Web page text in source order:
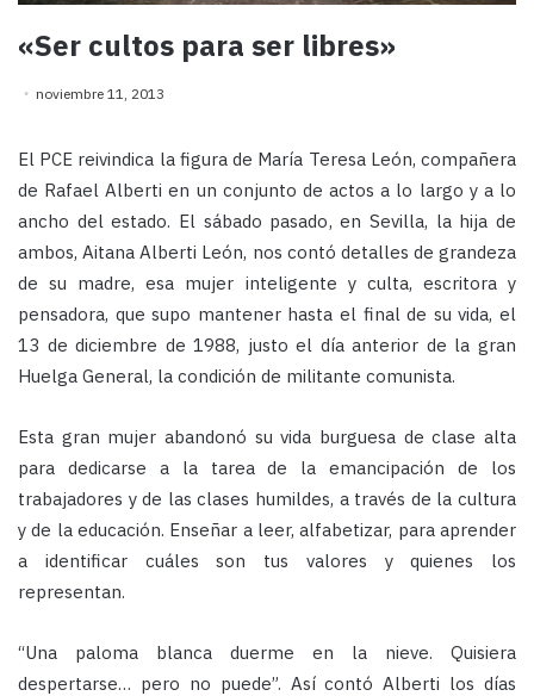
«Ser cultos para ser libres»
noviembre 11, 2013
El PCE reivindica la figura de María Teresa León, compañera
de Rafael Alberti en un conjunto de actos a lo largo y a lo
ancho del estado. El sábado pasado, en Sevilla, la hija de
ambos, Aitana Alberti León, nos contó detalles de grandeza
de su madre, esa mujer inteligente y culta, escritora y
pensadora, que supo mantener hasta el final de su vida, el
13 de diciembre de 1988, justo el día anterior de la gran
Huelga General, la condición de militante comunista.
Esta gran mujer abandonó su vida burguesa de clase alta
para dedicarse a la tarea de la emancipación de los
trabajadores y de las clases humildes, a través de la cultura
y de la educación. Enseñar a leer, alfabetizar, para aprender
a identificar cuáles son tus valores y quienes los
representan.
“Una paloma blanca duerme en la nieve. Quisiera
despertarse… pero no puede”. Así contó Alberti los días